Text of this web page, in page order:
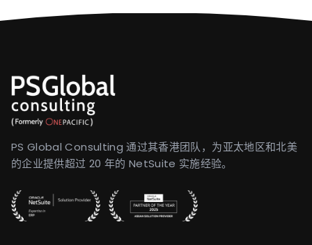
PS Global Consulting 通过其香港团队，为亚太地区和北美
的企业提供超过 20 年的 NetSuite 实施经验。